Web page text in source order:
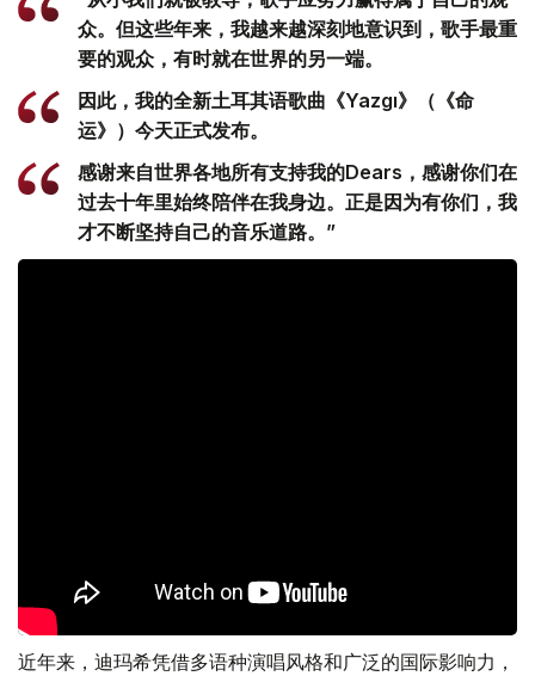
众。但这些年来，我越来越深刻地意识到，歌手最重
要的观众，有时就在世界的另一端。
因此，我的全新土耳其语歌曲《Yazgı》（《命
运》）今天正式发布。
感谢来自世界各地所有支持我的Dears，感谢你们在
过去十年里始终陪伴在我身边。正是因为有你们，我
才不断坚持自己的音乐道路。”
近年来，迪玛希凭借多语种演唱风格和广泛的国际影响力，